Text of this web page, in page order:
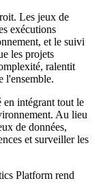
Les jeux de
exécutions
et le suivi
les projets
ralentit
l'ensemble.
intégrant tout le
Au lieu
de données,
et surveiller les
Platform rend